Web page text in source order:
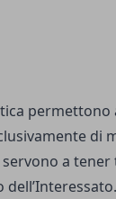
permettono
di
a tener